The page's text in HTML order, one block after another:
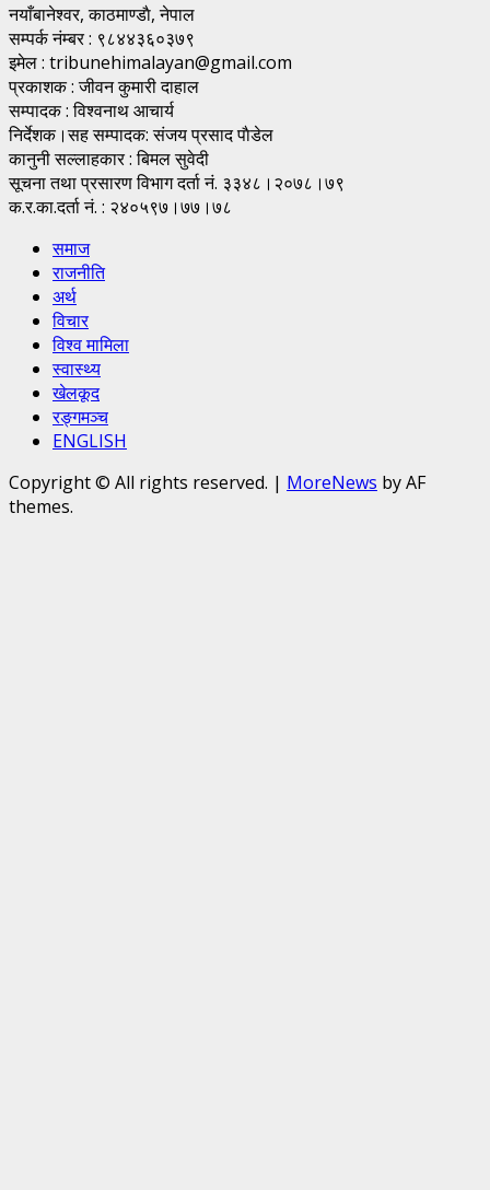
नयाँबानेश्वर, काठमाण्डाै, नेपाल
सम्पर्क नंम्बर : ९८४४३६०३७९
इमेल : tribunehimalayan@gmail.com
प्रकाशक : जीवन कुमारी दाहाल
सम्पादक : विश्वनाथ आचार्य
निर्देशक।सह सम्पादक: संजय प्रसाद पाैडेल
कानुनी सल्लाहकार : बिमल सुवेदी
सूचना तथा प्रसारण विभाग दर्ता नं. ३३४८।२०७८।७९
क.र.का.दर्ता नं. : २४०५९७।७७।७८
समाज
राजनीति
अर्थ
विचार
विश्व मामिला
स्वास्थ्य
खेलकूद
रङ्गमञ्च
ENGLISH
Copyright © All rights reserved. | MoreNews by AF
themes.